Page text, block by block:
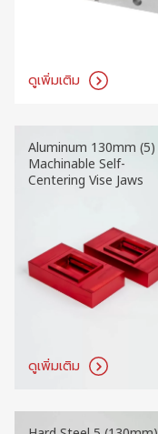
ดูเพิ่มเติม
Aluminum 130mm (5)
Machinable Self-
Centering Vise Jaws
ดูเพิ่มเติม